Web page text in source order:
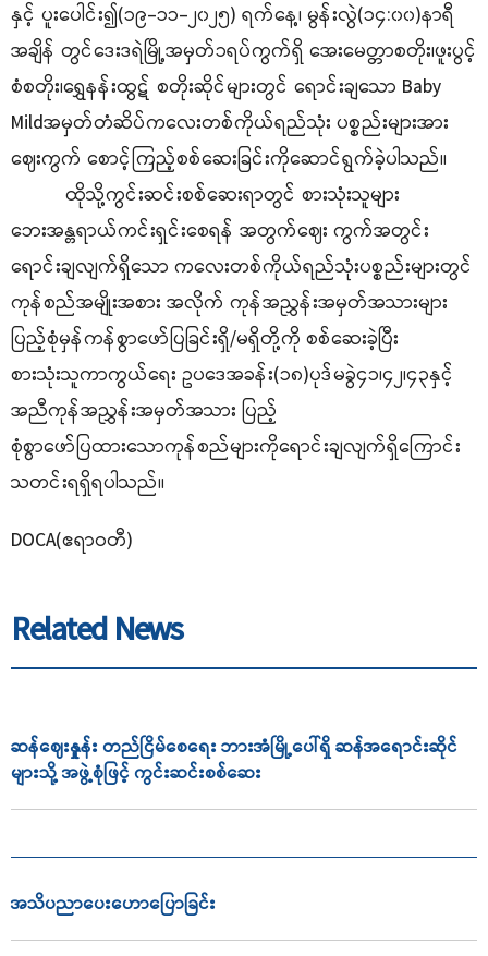
နှင့် ပူးပေါင်း၍(၁၉-၁၁-၂၀၂၅) ရက်နေ့၊ မွန်းလွဲ(၁၄:၀၀)နာရီ
အချိန် တွင်ဒေးဒရဲမြို့အမှတ်၁ရပ်ကွက်ရှိ အေးမေတ္တာစတိုး၊ဖူးပွင့်
စံစတိုး၊ရွှေနန်းထွဋ် စတိုးဆိုင်များတွင် ရောင်းချသော Baby
Mildအမှတ်တံဆိပ်ကလေးတစ်ကိုယ်ရည်သုံး ပစ္စည်းများအား
ဈေးကွက် စောင့်ကြည့်စစ်ဆေးခြင်းကိုဆောင်ရွက်ခဲ့ပါသည်။
ထိုသို့ကွင်းဆင်းစစ်ဆေးရာတွင် စားသုံးသူများ
ဘေးအန္တရာယ်ကင်းရှင်းစေရန် အတွက်ဈေး ကွက်အတွင်း
ရောင်းချလျက်ရှိသော ကလေးတစ်ကိုယ်ရည်သုံးပစ္စည်းများတွင်
ကုန်စည်အမျိုးအစား အလိုက် ကုန်အညွှန်းအမှတ်အသားများ
ပြည့်စုံမှန်ကန်စွာဖော်ပြခြင်းရှိ/မရှိတို့ကို စစ်ဆေးခဲ့ပြီး
စားသုံးသူကာကွယ်ရေး ဥပဒေအခန်း(၁၈)ပုဒ်မခွဲ၄၁၊၄၂၊၄၃နှင့်
အညီကုန်အညွှန်းအမှတ်အသား ပြည့်
စုံစွာဖော်ပြထားသောကုန်စည်များကိုရောင်းချလျက်ရှိကြောင်း
သတင်းရရှိရပါသည်။
DOCA(ဧရာဝတီ)
Related News
ဆန်ဈေးနှုူန်း တည်ငြိမ်စေရေး ဘားအံမြို့ပေါ်ရှိ ဆန်အရောင်းဆိုင်
များသို့ အဖွဲ့စုံဖြင့် ကွင်းဆင်းစစ်ဆေး
အသိပညာ‌ပေး‌ဟောပြောခြင်း